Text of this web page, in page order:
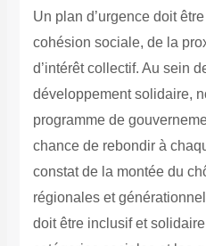
Un plan d’urgence doit
cohésion sociale, de la
d’intérêt collectif. Au sein
développement solidaire,
programme de
chance de rebondir à
constat de la montée du
régionales et
doit être inclusif et